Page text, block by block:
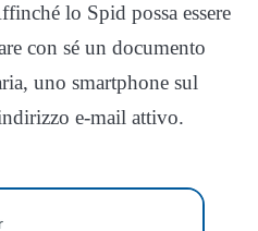
lo Spid possa essere
con sé un documento
uno smartphone sul
e-mail attivo.